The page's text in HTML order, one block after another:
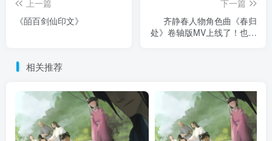
上一篇
《皕百剑仙印文》
下一篇
齐静春人物角色曲《春归
处》卷轴版MV上线了！也无
相关推荐